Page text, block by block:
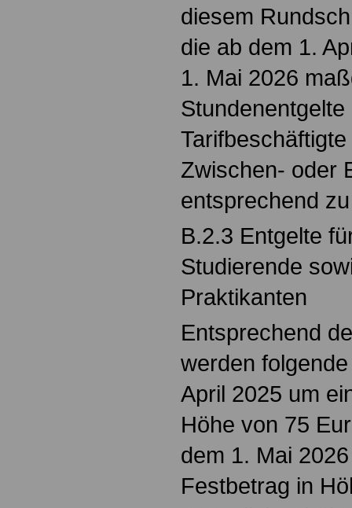
diesem
die ab dem 1.
1. Mai 2026
Zwischen- oder
entsprechend
B.2.3 Entgelte
Studierende
Praktikanten
Entsprechend
werden
April 2025 um
Höhe von 75
dem 1. Mai
Festbetrag in